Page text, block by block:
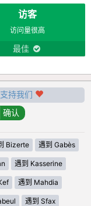
访客
访问量很高
最佳
持我们
Bizerte 遇到 Gabès
遇到 Kasserine
遇到 Mahdia
遇到 Sfax